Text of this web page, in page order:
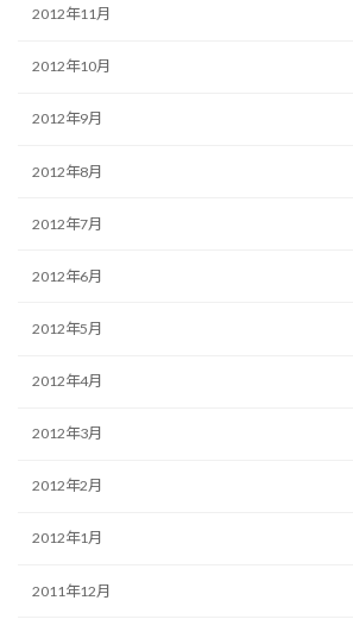
2012年11月
2012年10月
2012年9月
2012年8月
2012年7月
2012年6月
2012年5月
2012年4月
2012年3月
2012年2月
2012年1月
2011年12月